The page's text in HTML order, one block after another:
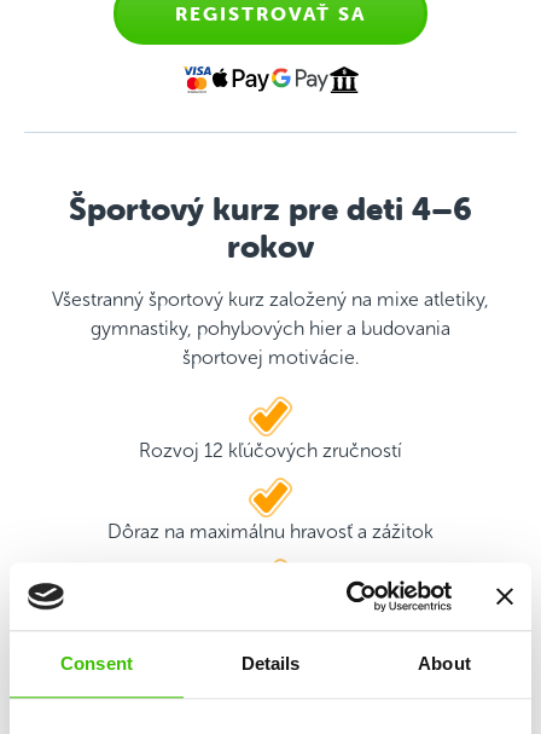
Consent Details About
REGISTROVAŤ SA
Športový kurz pre deti 4–6
rokov
Všestranný športový kurz založený na mixe atletiky,
gymnastiky, pohybových hier a budovania
športovej motivácie.
Rozvoj 12 kľúčových zručností
Dôraz na maximálnu hravosť a zážitok
Herný plán s motivačnými nálepkami